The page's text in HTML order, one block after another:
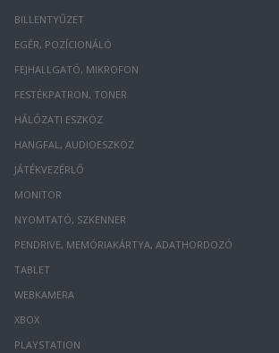
BILLENTYŰZET
EGÉR, POZÍCIONÁLÓ
FEJHALLGATÓ, MIKROFON
FESTÉKPATRON, TONER
HÁLÓZATI ESZKÖZ
HANGFAL, AUDIOESZKÖZ
JÁTÉKVEZÉRLŐ
MONITOR
NYOMTATÓ, SZKENNER
PENDRIVE, MEMÓRIAKÁRTYA, ADATHORDOZÓ
TABLET
WEBKAMERA
XBOX
PLAYSTATION